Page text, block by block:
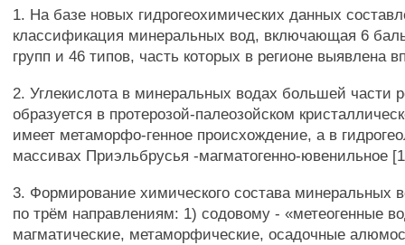
1. На базе новых гидрогеохимических данных
классификация минеральных вод, включающая 6
групп и 46 типов, часть которых в регионе выявлена
2. Углекислота в минеральных водах большей части
образуется в протерозой-палеозойском
имеет метаморфо-генное происхождение, а в
массивах Приэльбрусья -магматогенно-ювенильное
3. Формирование химического состава минеральных
по трём направлениям: 1) содовому - «метеогенные
магматические, метаморфические, осадочные